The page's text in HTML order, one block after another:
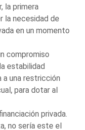
la primera
la necesidad de
en un momento
compromiso
estabilidad
a una restricción
para dotar al
privada.
no sería este el